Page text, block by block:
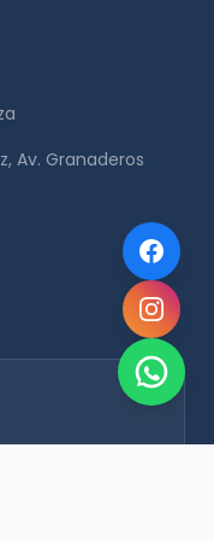
Av. Granaderos